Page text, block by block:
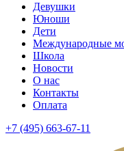
Девушки
Юноши
Дети
Международные
Школа
Новости
О нас
Контакты
Оплата
+7 (495) 663-67-11